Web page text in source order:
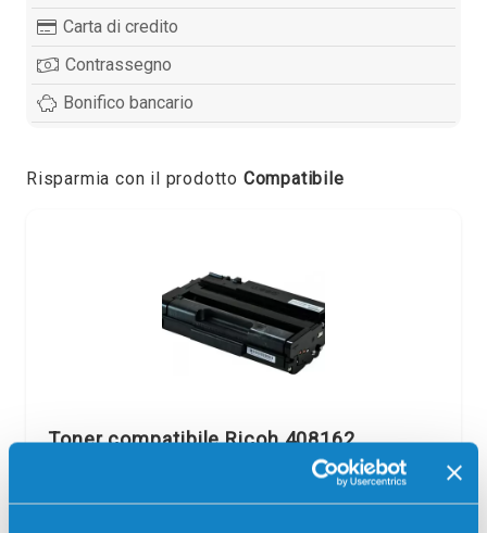
Carta di credito
Contrassegno
Bonifico bancario
Risparmia con il prodotto Compatibile
Toner compatibile Ricoh 408162